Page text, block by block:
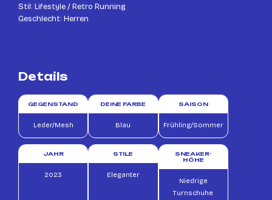
Stil: Lifestyle / Retro Running
Geschlecht: Herren
Details
GEGENSTAND
Leder/Mesh
DEINE FARBE
Blau
SAISON
Frühling/Sommer
JAHR
2023
STILE
Eleganter
SNEAKER-
HÖHE
Niedrige
Turnschuhe